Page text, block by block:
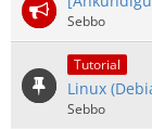
Sebbo
Tutorial
Linux
Sebbo